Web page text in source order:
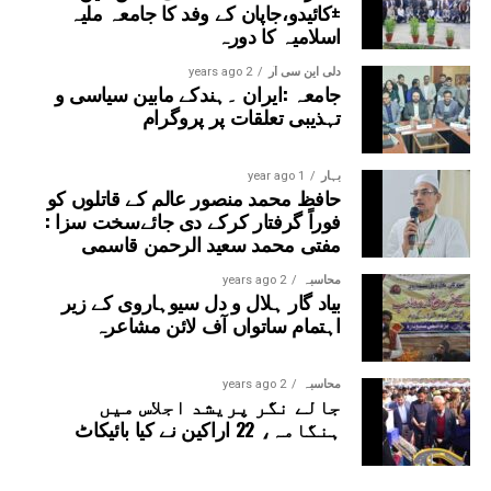
گی۔
±کائیدو،جاپان کے وفد کا جامعہ ملیہ
اسلامیہ کا دورہ
دلی این سی آر 2 years ago
جامعہ :ایران ۔ہندکے مابین سیاسی و
تہذیبی تعلقات پر پروگرام
بہار 1 year ago
حافظ محمد منصور عالم کے قاتلوں کو
فوراً گرفتار کرکے دی جائےسخت سزا :
مفتی محمد سعید الرحمن قاسمی
محاسبہ 2 years ago
بیاد گار ہلال و دل سیوہاروی کے زیر
اہتمام ساتواں آف لائن مشاعرہ
محاسبہ 2 years ago
جالے نگر پریشد اجلاس میں
ہنگامہ، 22 اراکین نے کیا بائیکاٹ